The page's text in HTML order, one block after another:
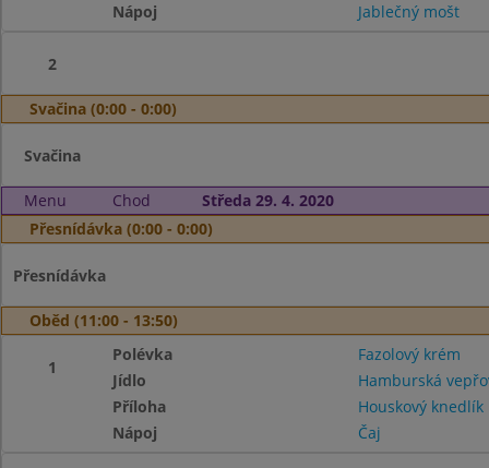
Nápoj
Jablečný mošt
2
Svačina (0:00 - 0:00)
Svačina
Menu Chod
Středa 29. 4. 2020
Přesnídávka (0:00 - 0:00)
Přesnídávka
Oběd (11:00 - 13:50)
1
Polévka
Fazolový krém
Jídlo
Hamburská
Příloha
Houskový knedlík
Nápoj
Čaj